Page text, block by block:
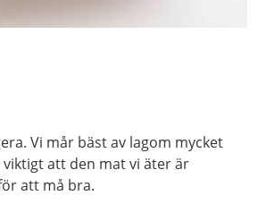
Vi mår bäst av lagom mycket
att den mat vi äter är
att må bra.